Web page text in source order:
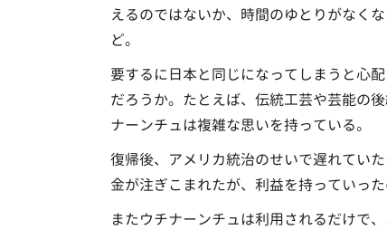
えるのではないか、時間のゆとりがなく
ど。
要するに日本と同じになってしまうと心配
だろうか。たとえば、伝統工芸や芸能の
ナーンチュは複雑な思いを持っている。
復帰後、アメリカ統治のせいで遅れてい
金が注ぎこまれたが、利益を持っていっ
またウチナーンチュは利用されるだけで、